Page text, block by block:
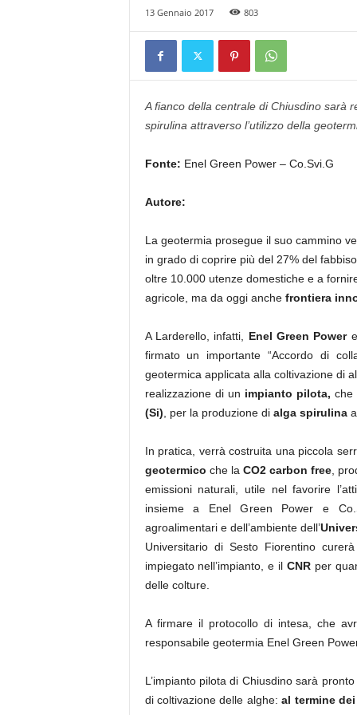
13 Gennaio 2017 803
A fianco della centrale di Chiusdino sarà
spirulina attraverso l’utilizzo della
Fonte: Enel Green Power – Co.Svi.G
Autore:
La geotermia prosegue il suo cammino
in grado di coprire più del 27% del
oltre 10.000 utenze domestiche e a
agricole, ma da oggi anche frontiera
A Larderello, infatti, Enel Green Power
firmato un importante “Accordo di
geotermica applicata alla coltivazione di
realizzazione di un impianto pilota, che
(Si) , per la produzione di alga spirulina
In pratica, verrà costruita una piccola
geotermico che la CO2 carbon free ,
emissioni naturali, utile nel favorire
insieme a Enel Green Power e
agroalimentari e dell’ambiente dell’
Universitario di Sesto Fiorentino
impiegato nell’impianto, e ilCNR per
delle colture.
A firmare il protocollo di intesa, che
responsabile geotermia Enel Green
L’impianto pilota di Chiusdino sarà pronto
di coltivazione delle alghe:al termine